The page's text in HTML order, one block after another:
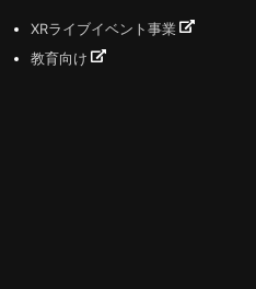
XRライブイベント事業
教育向け